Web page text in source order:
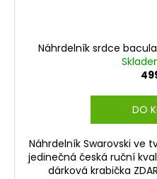
Náhrdelník srdce
DO
Náhrdelník Swarovski ve
jedinečná česká ruční
dárková krabička